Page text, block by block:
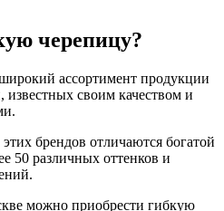
черепицу?
ассортимент продукции
известных своим качеством и
брендов отличаются богатой
50 различных оттенков и
можно приобрести гибкую